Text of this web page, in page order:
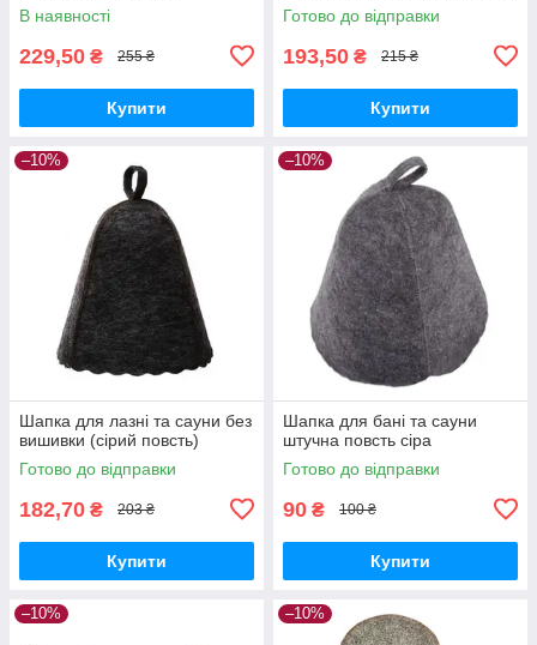
В наявності
229,50 ₴ 255 ₴
Купити
Готово до відправки
193,50 ₴ 215 ₴
Купити
–10%
Шапка для лазні та сауни без
вишивки (сірий повсть)
Готово до відправки
182,70 ₴ 203 ₴
Купити
–10%
Шапка для бані та сауни
штучна повсть сіра
Готово до відправки
90 ₴ 100 ₴
Купити
–10% –10%